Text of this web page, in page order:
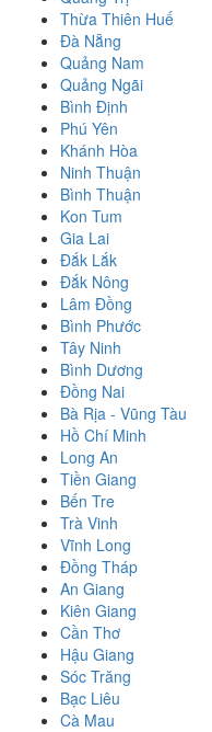
Thừa Thiên Huế
Đà Nẵng
Quảng Nam
Quảng Ngãi
Bình Định
Phú Yên
Khánh Hòa
Ninh Thuận
Bình Thuận
Kon Tum
Gia Lai
Đắk Lắk
Đắk Nông
Lâm Đồng
Bình Phước
Tây Ninh
Bình Dương
Đồng Nai
Bà Rịa - Vũng Tàu
Hồ Chí Minh
Long An
Tiền Giang
Bến Tre
Trà Vinh
Vĩnh Long
Đồng Tháp
An Giang
Kiên Giang
Cần Thơ
Hậu Giang
Sóc Trăng
Bạc Liêu
Cà Mau